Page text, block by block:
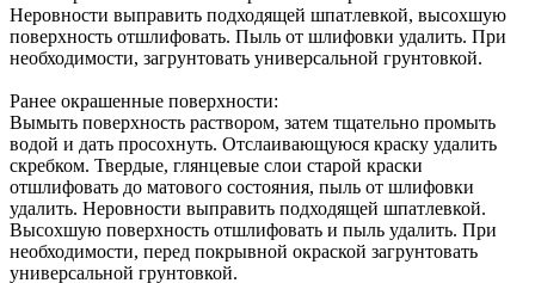
Неровности выправить подходящей шпатлевкой, высохшую
поверхность отшлифовать. Пыль от шлифовки удалить. При
необходимости, загрунтовать универсальной грунтовкой.
Ранее окрашенные поверхности:
Вымыть поверхность раствором, затем тщательно промыть
водой и дать просохнуть. Отслаивающуюся краску удалить
скребком. Твердые, глянцевые слои старой краски
отшлифовать до матового состояния, пыль от шлифовки
удалить. Неровности выправить подходящей шпатлевкой.
Высохшую поверхность отшлифовать и пыль удалить. При
необходимости, перед покрывной окраской загрунтовать
универсальной грунтовкой.